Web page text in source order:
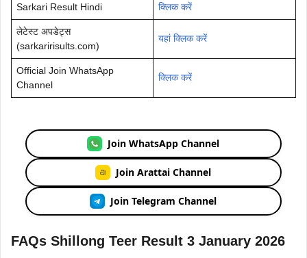
Sarkari Result Hindi क्लिक करें
लेटेस्ट अपडेट्स
(sarkaririsults.com)
यहां क्लिक करें
Official Join WhatsApp
Channel
क्लिक करें
Join WhatsApp Channel
Join Arattai Channel
Join Telegram Channel
FAQs Shillong Teer Result 3 January 2026